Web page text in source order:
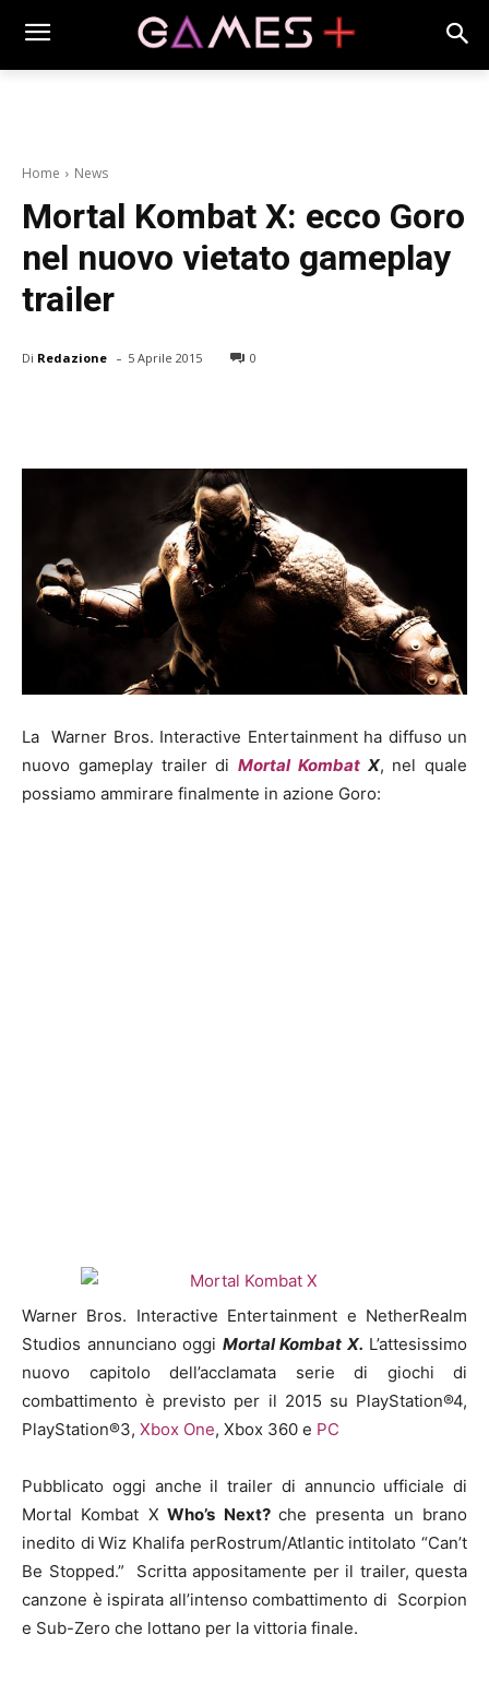
Home News
Mortal Kombat X: ecco Goro
nel nuovo vietato gameplay
trailer
Di Redazione - 5 Aprile 2015 0
La Warner Bros. Interactive Entertainment ha diffuso un
nuovo gameplay trailer di Mortal KombatX, nel quale
possiamo ammirare finalmente in azione Goro:
Warner Bros. Interactive Entertainment e NetherRealm
Studios annunciano oggi Mortal Kombat X. L’attesissimo
nuovo capitolo dell’acclamata serie di giochi di
combattimento è previsto per il 2015 su PlayStation®4,
PlayStation®3, Xbox One, Xbox 360 e PC
Pubblicato oggi anche il trailer di annuncio ufficiale di
Mortal Kombat X Who’s Next? che presenta un brano
inedito di Wiz Khalifa perRostrum/Atlantic intitolato “Can’t
Be Stopped.” Scritta appositamente per il trailer, questa
canzone è ispirata all’intenso combattimento di Scorpion
e Sub-Zero che lottano per la vittoria finale.